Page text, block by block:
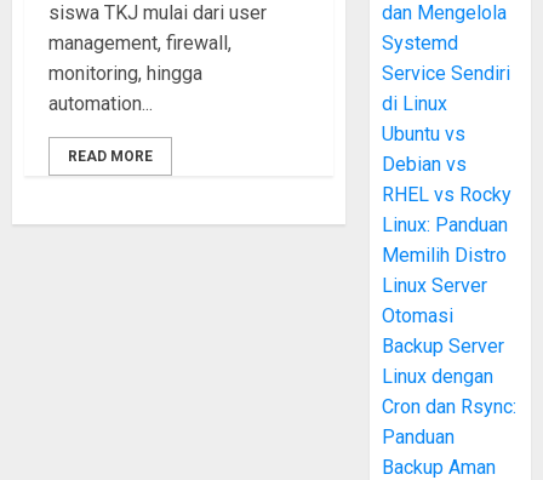
siswa TKJ mulai dari user
management, firewall,
monitoring, hingga
automation...
READ MORE
dan Mengelola
Systemd
Service Sendiri
di Linux
Ubuntu vs
Debian vs
RHEL vs Rocky
Linux: Panduan
Memilih Distro
Linux Server
Otomasi
Backup Server
Linux dengan
Cron dan Rsync:
Panduan
Backup Aman